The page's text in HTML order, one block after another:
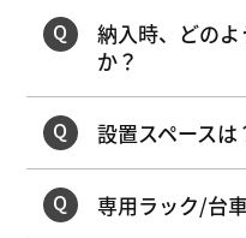
納入時、どの
か？
設置スペースは
専用ラック/台